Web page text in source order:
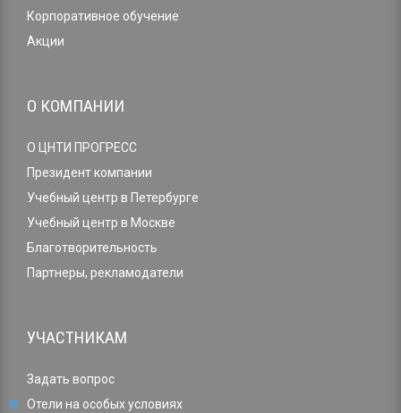
Корпоративное обучение
Акции
О КОМПАНИИ
О ЦНТИ ПРОГРЕСС
Президент компании
Учебный центр в Петербурге
Учебный центр в Москве
Благотворительность
Партнеры, рекламодатели
УЧАСТНИКАМ
Задать вопрос
Отели на особых условиях